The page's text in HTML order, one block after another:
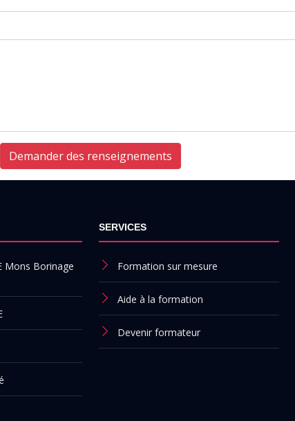
Demander des renseignements
Mons Borinage
SERVICES
Formation sur mesure
Aide à la formation
Devenir formateur